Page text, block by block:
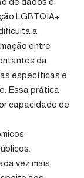
LGBTQIA+.
a
entre
da
específicas e
Essa prática
capacidade de
vez mais